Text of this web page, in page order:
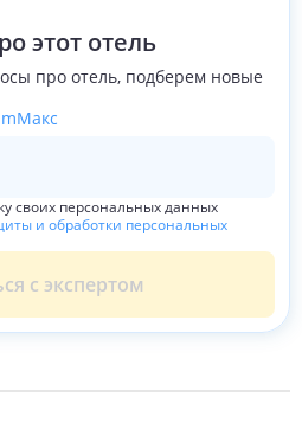
этот отель
про отель, подберем новые
Макс
своих персональных данных
и обработки персональных
с экспертом